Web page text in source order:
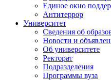
Единое окно
Антитеррор
Университет
Сведения об
Новости и
Об университете
Ректорат
Подразделения
Программы вуза